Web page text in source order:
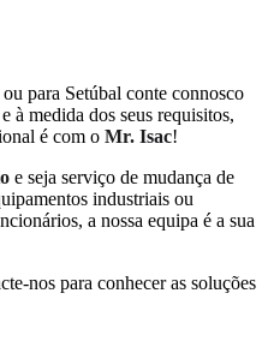
ou para Setúbal conte connosco
à medida dos seus requisitos,
é com o Mr. Isac!
e seja serviço de mudança de
industriais ou
a nossa equipa é a sua
nos para conhecer as soluções